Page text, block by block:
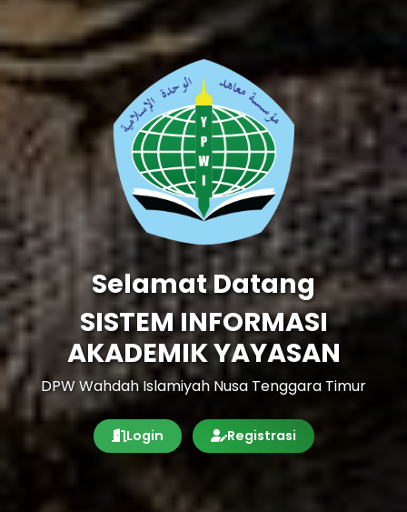
Selamat Datang
SISTEM INFORMASI
AKADEMIK YAYASAN
DPW Wahdah Islamiyah Nusa Tenggara Timur
Login Registrasi